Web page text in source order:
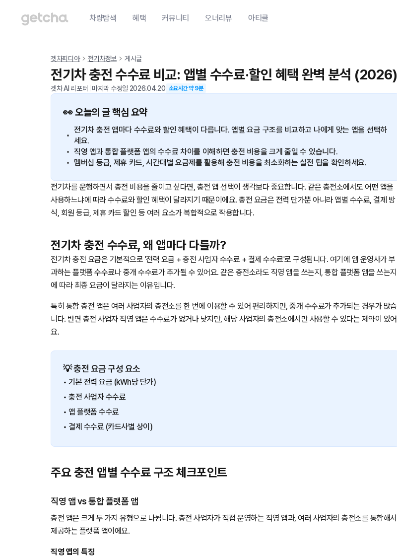
차량탐색 혜택 커뮤니티 오너리뷰 아티클
겟차피디아 전기차정보 게시글
전기차 충전 수수료 비교: 앱별 수수료·할인 혜택 완벽 분석 (2026)
겟차 AI 리포터 마지막 수정일 2026.04.20 소요시간 약9분
👀 오늘의 글 핵심 요약
전기차 충전 앱마다 수수료와 할인 혜택이 다릅니다. 앱별 요금 구조를 비교하고 나에게 맞는 앱을 선택하
세요.
직영 앱과 통합 플랫폼 앱의 수수료 차이를 이해하면 충전 비용을 크게 줄일 수 있습니다.
멤버십 등급, 제휴 카드, 시간대별 요금제를 활용해 충전 비용을 최소화하는 실전 팁을 확인하세요.
전기차를 운행하면서 충전 비용을 줄이고 싶다면, 충전 앱 선택이 생각보다 중요합니다. 같은 충전소에서도 어떤 앱을
사용하느냐에 따라 수수료와 할인 혜택이 달라지기 때문이에요. 충전 요금은 전력 단가뿐 아니라 앱별 수수료, 결제 방
식, 회원 등급, 제휴 카드 할인 등 여러 요소가 복합적으로 작용합니다.
전기차 충전 수수료, 왜 앱마다 다를까?
전기차 충전 요금은 기본적으로 '전력 요금 + 충전 사업자 수수료 + 결제 수수료'로 구성됩니다. 여기에 앱 운영사가 부
과하는 플랫폼 수수료나 중개 수수료가 추가될 수 있어요. 같은 충전소라도 직영 앱을 쓰는지, 통합 플랫폼 앱을 쓰는지
에 따라 최종 요금이 달라지는 이유입니다.
특히 통합 충전 앱은 여러 사업자의 충전소를 한 번에 이용할 수 있어 편리하지만, 중개 수수료가 추가되는 경우가 많습
니다. 반면 충전 사업자 직영 앱은 수수료가 없거나 낮지만, 해당 사업자의 충전소에서만 사용할 수 있다는 제약이 있어
요.
💡 충전 요금 구성 요소
• 기본 전력 요금 (kWh당 단가)
• 충전 사업자 수수료
• 앱 플랫폼 수수료
• 결제 수수료 (카드사별 상이)
주요 충전 앱별 수수료 구조 체크포인트
직영 앱 vs 통합 플랫폼 앱
충전 앱은 크게 두 가지 유형으로 나뉩니다. 충전 사업자가 직접 운영하는 직영 앱과, 여러 사업자의 충전소를 통합해서
제공하는 플랫폼 앱이에요.
직영 앱의 특징